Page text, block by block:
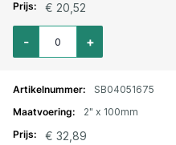
€ 20,52
Aantal voor Pijpnippel RVS nr. 23
+
-
SB04051675
2" x 100mm
€ 32,89